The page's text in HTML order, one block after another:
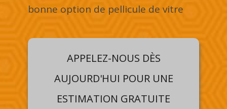
bonne option de pellicule de vitre
APPELEZ-NOUS DÈS
AUJOURD'HUI POUR UNE
ESTIMATION GRATUITE